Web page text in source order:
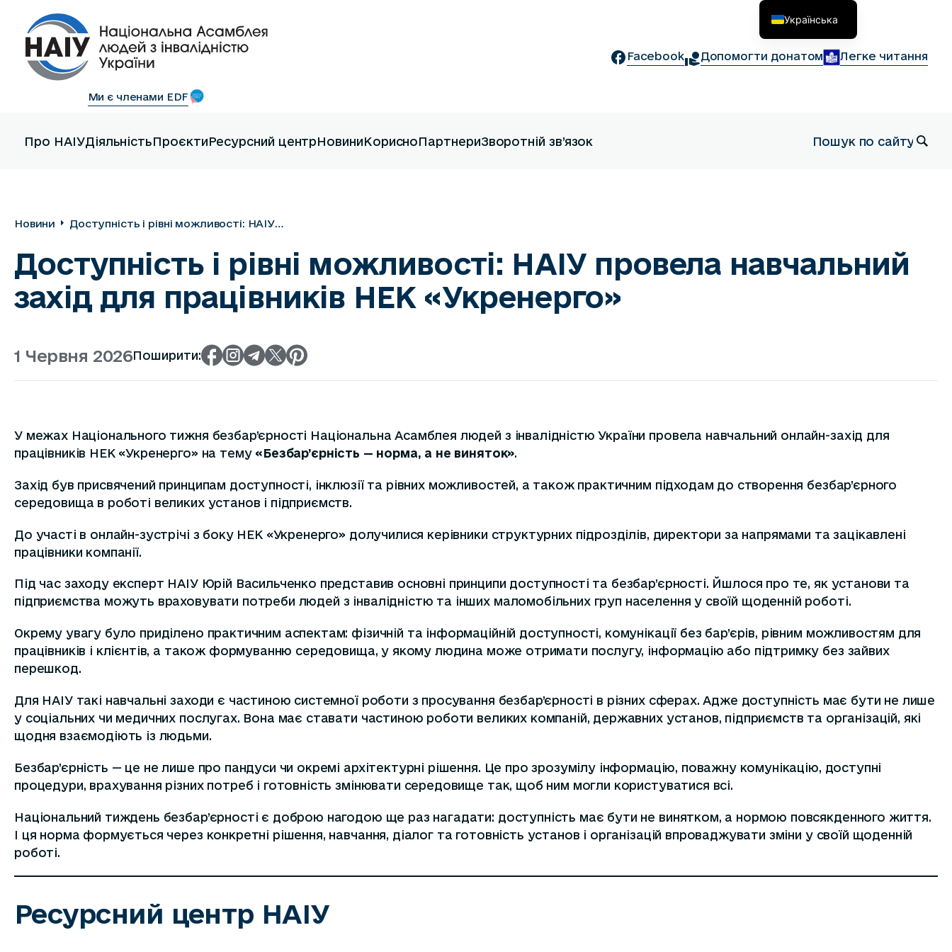
Ми є членами EDF
Facebook Допомогти донатом Легке читання
Про НАІУДіяльністьПроєктиРесурсний центрНовиниКорисноПартнериЗворотній зв’язок
Новини
Доступність і рівні можливості: НАІУ
НЕК «Укренерго»
Доступність і рівні можливості: НАІУ провела навчальний
захід для працівників НЕК «Укренерго»
1 Червня 2026Поширити:
У межах Національного тижня безбар’єрності Національна Асамблея людей з інвалідністю України провела навчальний онлайн-захід для
працівників НЕК «Укренерго» на тему «Безбар’єрність — норма, а не виняток».
Захід був присвячений принципам доступності, інклюзії та рівних можливостей, а також практичним підходам до створення безбар’єрного
середовища в роботі великих установ і підприємств.
До участі в онлайн-зустрічі з боку НЕК «Укренерго» долучилися керівники структурних підрозділів, директори за напрямами та зацікавлені
працівники компанії.
Під час заходу експерт НАІУ Юрій Васильченко представив основні принципи доступності та безбар’єрності. Йшлося про те, як установи та
підприємства можуть враховувати потреби людей з інвалідністю та інших маломобільних груп населення у своїй щоденній роботі.
Окрему увагу було приділено практичним аспектам: фізичній та інформаційній доступності, комунікації без бар’єрів, рівним можливостям для
працівників і клієнтів, а також формуванню середовища, у якому людина може отримати послугу, інформацію або підтримку без зайвих
перешкод.
Для НАІУ такі навчальні заходи є частиною системної роботи з просування безбар’єрності в різних сферах. Адже доступність має бути не лише
у соціальних чи медичних послугах. Вона має ставати частиною роботи великих компаній, державних установ, підприємств та організацій, які
щодня взаємодіють із людьми.
Безбар’єрність — це не лише про пандуси чи окремі архітектурні рішення. Це про зрозумілу інформацію, поважну комунікацію, доступні
процедури, врахування різних потреб і готовність змінювати середовище так, щоб ним могли користуватися всі.
Національний тиждень безбар’єрності є доброю нагодою ще раз нагадати: доступність має бути не винятком, а нормою повсякденного життя.
І ця норма формується через конкретні рішення, навчання, діалог та готовність установ і організацій впроваджувати зміни у своїй щоденній
роботі.
Ресурсний центр НАІУ
Українська
English